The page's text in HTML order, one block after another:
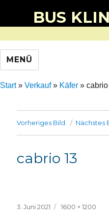
BUS
MENÜ
Start» Verkauf» Käfer »
Vorheriges Bild Nächstes
cabrio 13
Veröffentlicht
3. Juni 2021
Volle
1600 × 1200